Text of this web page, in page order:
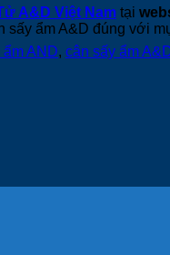
A&D Việt Nam tại
ẩm A&D đúng với
AND, cân sấy ẩm